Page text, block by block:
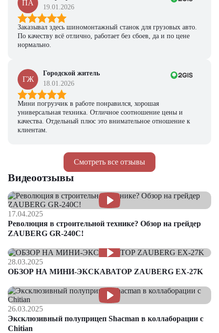
Смотреть все отзывы
ПА
19.01.2026
Заказывал здесь шиномонтажный станок для грузовых авто.
По качеству всё отлично, работает без сбоев, да и по цене
нормально.
ГЖ
Городской житель
18.01.2026
Мини погрузчик в работе понравился, хорошая
универсальная техника. Отличное соотношение цены и
качества. Отдельный плюс это внимательное отношение к
клиентам.
Видеоотзывы
17.04.2025
Революция в строительной технике? Обзор на грейдер
ZAUBERG GR-240C!
28.03.2025
ОБЗОР НА МИНИ-ЭКСКАВАТОР ZAUBERG EX-27K
26.03.2025
Эксклюзивный полуприцеп Shacman в коллаборации с
Chitian